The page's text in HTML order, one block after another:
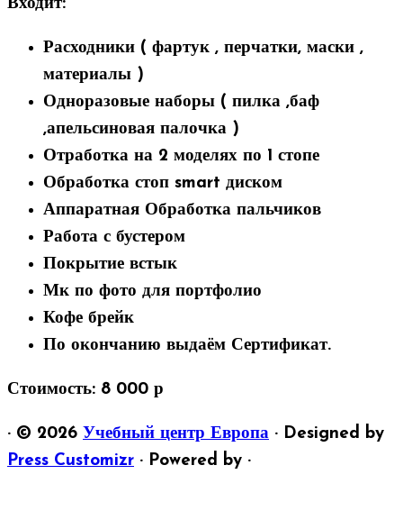
Входит:
Расходники ( фартук , перчатки, маски ,
материалы )
Одноразовые наборы ( пилка ,баф
,апельсиновая палочка )
Отработка на 2 моделях по 1 стопе
Обработка стоп smart диском
Аппаратная Обработка пальчиков
Работа с бустером
Покрытие встык
Мк по фото для портфолио
Кофе брейк
По окончанию выдаём Сертификат.
Стоимость: 8 000 р
· © 2026 Учебный центр Европа · Designed by
Press Customizr · Powered by ·